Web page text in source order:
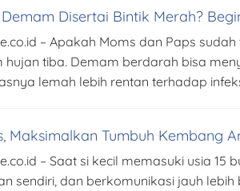
Disertai Bintik Merah?
– Apakah Moms dan Paps
hujan tiba. Demam berdarah bisa
lemah lebih rentan terhadap
Maksimalkan Tumbuh Kembang
– Saat si kecil memasuki usia
sendiri, dan berkomunikasi jauh